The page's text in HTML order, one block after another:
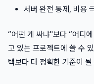
서버 완전 통제, 비용
“어떤 게 싸냐"보다 “어디
고 있는 프로젝트에 쓸 수
택보다 더 정확한 기준이 될